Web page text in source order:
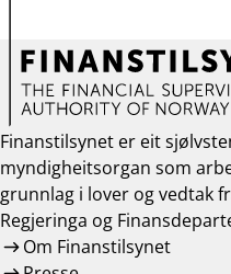
Finanstilsynet er eit
myndigheitsorgan som
grunnlag i lover og vedtak
Regjeringa og
Om Finanstilsynet